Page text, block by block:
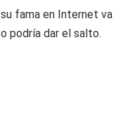
su fama en Internet va
podría dar el salto.